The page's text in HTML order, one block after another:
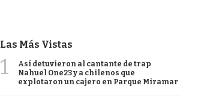
Las Más Vistas
1
Así detuvieron al cantante de trap
Nahuel One23 y a chilenos que
explotaron un cajero en Parque Miramar